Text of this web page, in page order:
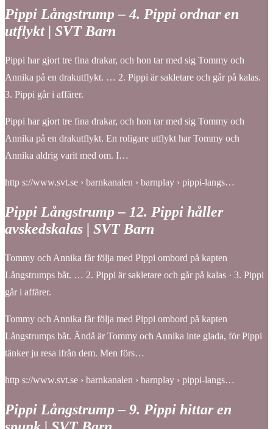
Pippi Långstrump – 4. Pippi ordnar en
utflykt | SVT Barn
Pippi har gjort tre fina drakar, och hon tar med sig Tommy och
Annika på en drakutflykt. … 2. Pippi är sakletare och går på kalas.
3. Pippi går i affärer.
Pippi har gjort tre fina drakar, och hon tar med sig Tommy och
Annika på en drakutflykt. En roligare utflykt har Tommy och
Annika aldrig varit med om. I…
http s://www.svt.se › barnkanalen › barnplay › pippi-langs…
Pippi Långstrump – 12. Pippi håller
avskedskalas | SVT Barn
Tommy och Annika får följa med Pippi ombord på kapten
Långstrumps båt. … 2. Pippi är sakletare och går på kalas · 3. Pippi
går i affärer.
Tommy och Annika får följa med Pippi ombord på kapten
Långstrumps båt. Ändå är Tommy och Annika inte glada, för Pippi
tänker ju resa ifrån dem. Men förs…
http s://www.svt.se › barnkanalen › barnplay › pippi-langs…
Pippi Långstrump – 9. Pippi hittar en